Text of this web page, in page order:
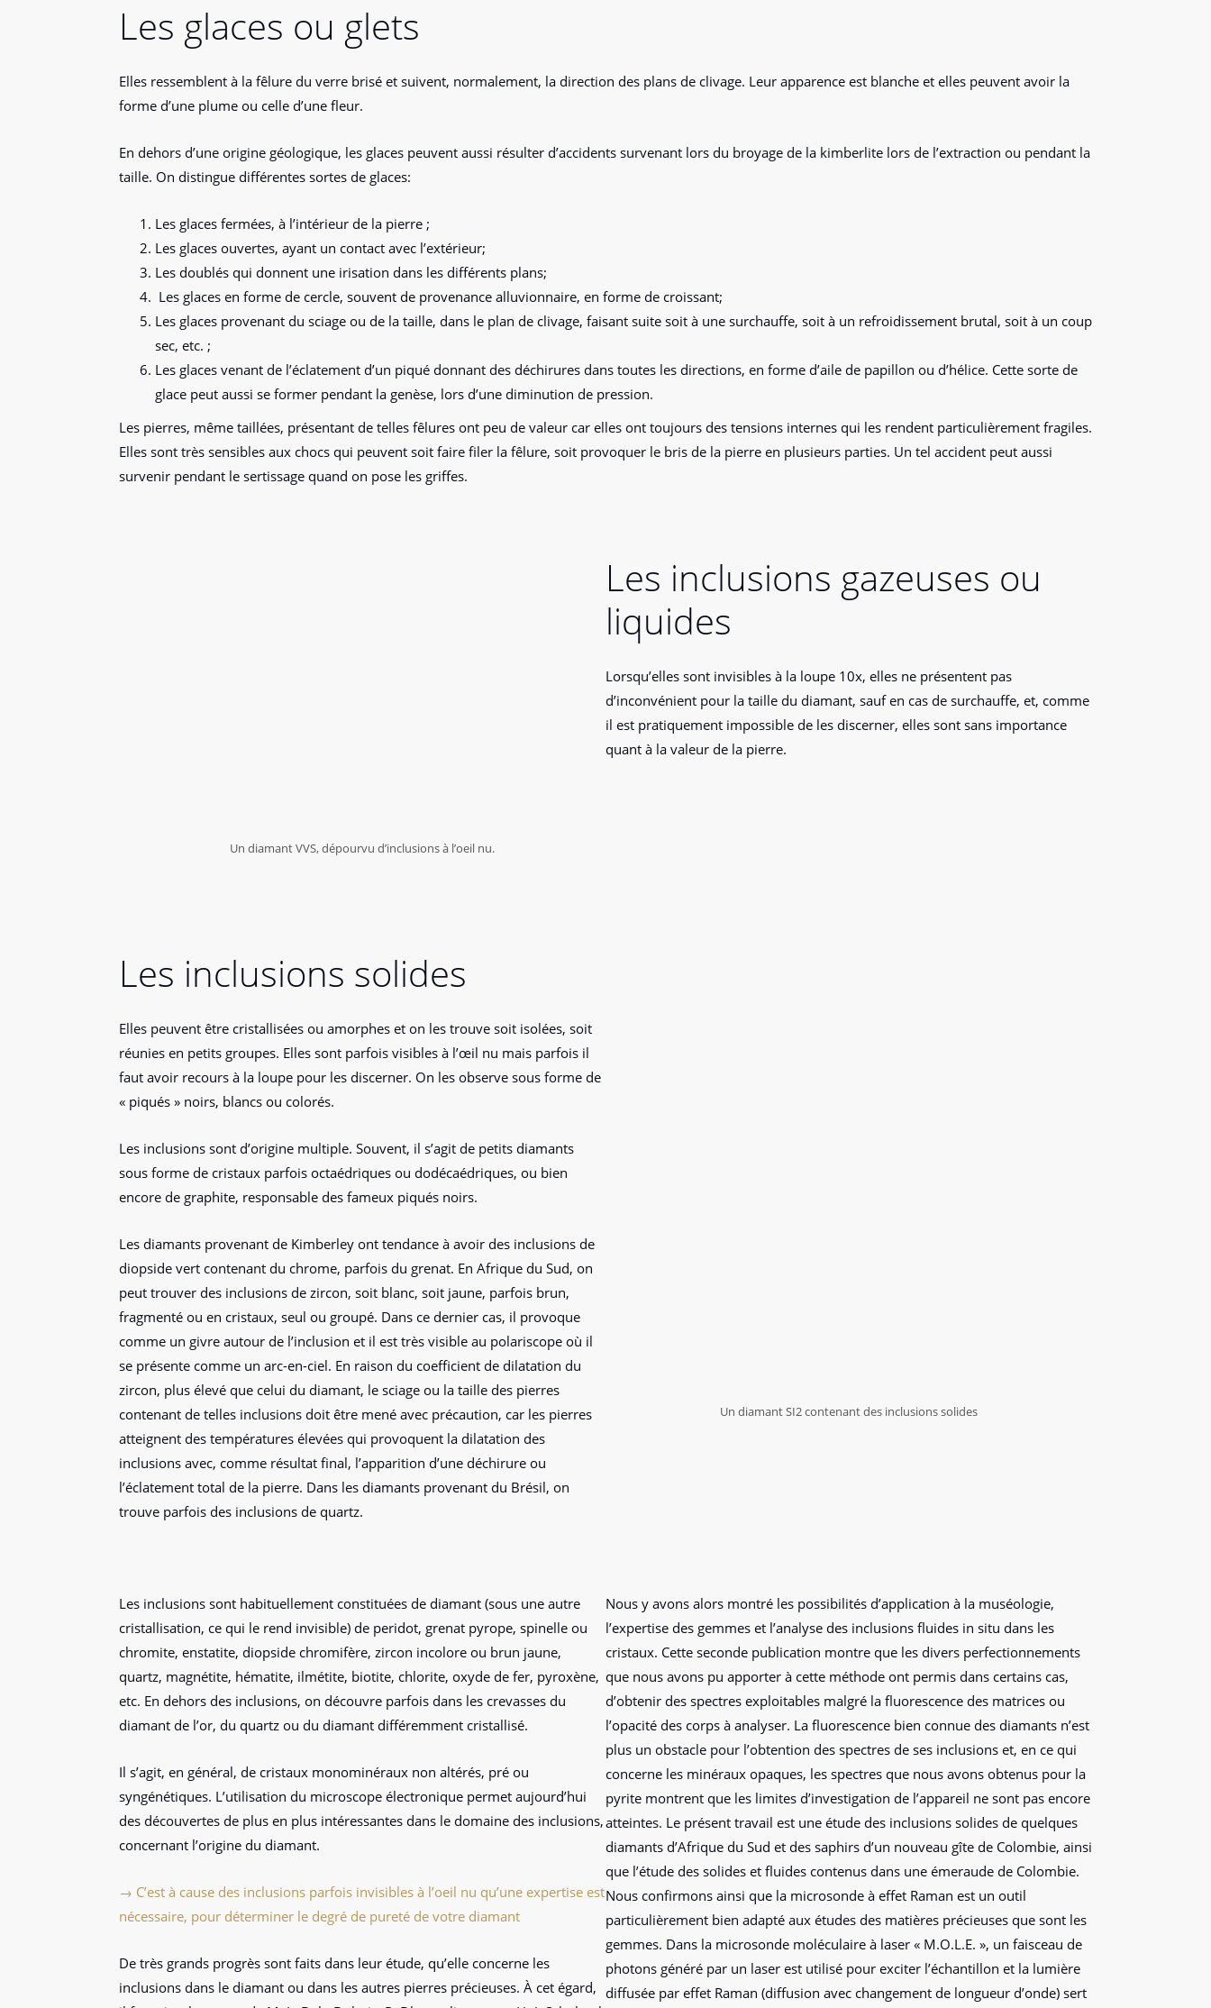
Les glaces ou glets
Elles ressemblent à la fêlure du verre brisé et suivent, normalement, la direction des plans de clivage. Leur apparence est blanche et elles peuvent avoir la
forme d’une plume ou celle d’une fleur.
En dehors d’une origine géologique, les glaces peuvent aussi résulter d’accidents survenant lors du broyage de la kimberlite lors de l’extraction ou pendant la
taille. On distingue différentes sortes de glaces:
Les glaces fermées, à l’intérieur de la pierre ;
Les glaces ouvertes, ayant un contact avec l’extérieur;
Les doublés qui donnent une irisation dans les différents plans;
Les glaces en forme de cercle, souvent de provenance alluvionnaire, en forme de croissant;
Les glaces provenant du sciage ou de la taille, dans le plan de clivage, faisant suite soit à une surchauffe, soit à un refroidissement brutal, soit à un coup
sec, etc. ;
Les glaces venant de l’éclatement d’un piqué donnant des déchirures dans toutes les directions, en forme d’aile de papillon ou d’hélice. Cette sorte de
glace peut aussi se former pendant la genèse, lors d’une diminution de pression.
Les pierres, même taillées, présentant de telles fêlures ont peu de valeur car elles ont toujours des tensions internes qui les rendent particulièrement fragiles.
Elles sont très sensibles aux chocs qui peuvent soit faire filer la fêlure, soit provoquer le bris de la pierre en plusieurs parties. Un tel accident peut aussi
survenir pendant le sertissage quand on pose les griffes.
Un diamant VVS, dépourvu d’inclusions à l’oeil nu.
Les inclusions gazeuses ou
liquides
Lorsqu’elles sont invisibles à la loupe 10x, elles ne présentent pas
d’inconvénient pour la taille du diamant, sauf en cas de surchauffe, et, comme
il est pratiquement impossible de les discerner, elles sont sans importance
quant à la valeur de la pierre.
Les inclusions solides
Elles peuvent être cristallisées ou amorphes et on les trouve soit isolées, soit
réunies en petits groupes. Elles sont parfois visibles à l’œil nu mais parfois il
faut avoir recours à la loupe pour les discerner. On les observe sous forme de
« piqués » noirs, blancs ou colorés.
Les inclusions sont d’origine multiple. Souvent, il s’agit de petits diamants
sous forme de cristaux parfois octaédriques ou dodécaédriques, ou bien
encore de graphite, responsable des fameux piqués noirs.
Les diamants provenant de Kimberley ont tendance à avoir des inclusions de
diopside vert contenant du chrome, parfois du grenat. En Afrique du Sud, on
peut trouver des inclusions de zircon, soit blanc, soit jaune, parfois brun,
fragmenté ou en cristaux, seul ou groupé. Dans ce dernier cas, il provoque
comme un givre autour de l’inclusion et il est très visible au polariscope où il
se présente comme un arc-en-ciel. En raison du coefficient de dilatation du
zircon, plus élevé que celui du diamant, le sciage ou la taille des pierres
contenant de telles inclusions doit être mené avec précaution, car les pierres
atteignent des températures élevées qui provoquent la dilatation des
inclusions avec, comme résultat final, l’apparition d’une déchirure ou
l’éclatement total de la pierre. Dans les diamants provenant du Brésil, on
trouve parfois des inclusions de quartz.
Un diamant SI2 contenant des inclusions solides
Les inclusions sont habituellement constituées de diamant (sous une autre
cristallisation, ce qui le rend invisible) de peridot, grenat pyrope, spinelle ou
chromite, enstatite, diopside chromifère, zircon incolore ou brun jaune,
quartz, magnétite, hématite, ilmétite, biotite, chlorite, oxyde de fer, pyroxène,
etc. En dehors des inclusions, on découvre parfois dans les crevasses du
diamant de l’or, du quartz ou du diamant différemment cristallisé.
Il s’agit, en général, de cristaux monominéraux non altérés, pré ou
syngénétiques. L’utilisation du microscope électronique permet aujourd’hui
des découvertes de plus en plus intéressantes dans le domaine des inclusions,
concernant l’origine du diamant.
→ C’est à cause des inclusions parfois invisibles à l’oeil nu qu’une expertise est
nécessaire, pour déterminer le degré de pureté de votre diamant
De très grands progrès sont faits dans leur étude, qu’elle concerne les
inclusions dans le diamant ou dans les autres pierres précieuses. À cet égard,
Nous y avons alors montré les possibilités d’application à la muséologie,
l’expertise des gemmes et l’analyse des inclusions fluides in situ dans les
cristaux. Cette seconde publication montre que les divers perfectionnements
que nous avons pu apporter à cette méthode ont permis dans certains cas,
d’obtenir des spectres exploitables malgré la fluorescence des matrices ou
l’opacité des corps à analyser. La fluorescence bien connue des diamants n’est
plus un obstacle pour l’obtention des spectres de ses inclusions et, en ce qui
concerne les minéraux opaques, les spectres que nous avons obtenus pour la
pyrite montrent que les limites d’investigation de l’appareil ne sont pas encore
atteintes. Le présent travail est une étude des inclusions solides de quelques
diamants d’Afrique du Sud et des saphirs d’un nouveau gîte de Colombie, ainsi
que l’étude des solides et fluides contenus dans une émeraude de Colombie.
Nous confirmons ainsi que la microsonde à effet Raman est un outil
particulièrement bien adapté aux études des matières précieuses que sont les
gemmes. Dans la microsonde moléculaire à laser « M.O.L.E. », un faisceau de
photons généré par un laser est utilisé pour exciter l’échantillon et la lumière
diffusée par effet Raman (diffusion avec changement de longueur d’onde) sert